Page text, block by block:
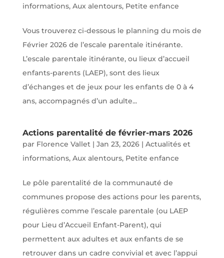
informations, Aux alentours, Petite enfance
Vous trouverez ci-dessous le planning du mois de
Février 2026 de l’escale parentale itinérante.
L’escale parentale itinérante, ou lieux d’accueil
enfants-parents (LAEP), sont des lieux
d’échanges et de jeux pour les enfants de 0 à 4
ans, accompagnés d’un adulte...
Actions parentalité de février-mars 2026
par Florence Vallet| Jan 23, 2026| Actualités et
informations, Aux alentours, Petite enfance
Le pôle parentalité de la communauté de
communes propose des actions pour les parents,
régulières comme l’escale parentale (ou LAEP
pour Lieu d’Accueil Enfant-Parent), qui
permettent aux adultes et aux enfants de se
retrouver dans un cadre convivial et avec l’appui